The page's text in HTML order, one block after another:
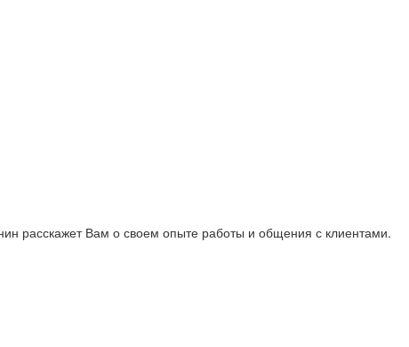
расскажет Вам о своем опыте работы и общения с клиентами.